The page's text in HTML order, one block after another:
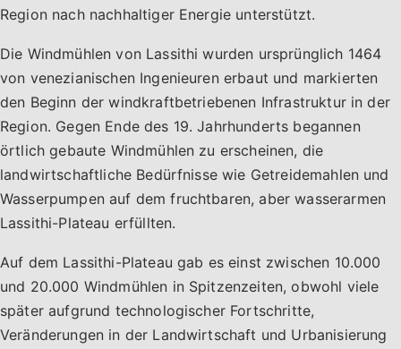
Region nach nachhaltiger Energie unterstützt.
Die Windmühlen von Lassithi wurden ursprünglich 1464
von venezianischen Ingenieuren erbaut und markierten
den Beginn der windkraftbetriebenen Infrastruktur in der
Region. Gegen Ende des 19. Jahrhunderts begannen
örtlich gebaute Windmühlen zu erscheinen, die
landwirtschaftliche Bedürfnisse wie Getreidemahlen und
Wasserpumpen auf dem fruchtbaren, aber wasserarmen
Lassithi-Plateau erfüllten.
Auf dem Lassithi-Plateau gab es einst zwischen 10.000
und 20.000 Windmühlen in Spitzenzeiten, obwohl viele
später aufgrund technologischer Fortschritte,
Veränderungen in der Landwirtschaft und Urbanisierung